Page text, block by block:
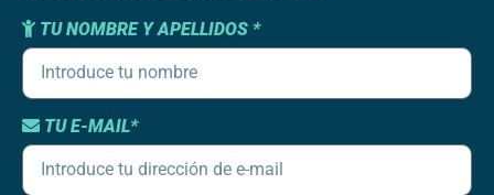
TU NOMBRE Y APELLIDOS *
TU E-MAIL*